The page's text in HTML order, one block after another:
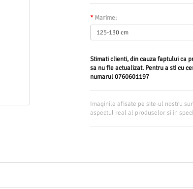
* Marime:
Stimati clienti, din cauza faptului ca
sa nu fie actualizat. Pentru a sti cu
numarul0760601197
Imaginile afisate pe site-ul nostru
aspectul real al produselor si in